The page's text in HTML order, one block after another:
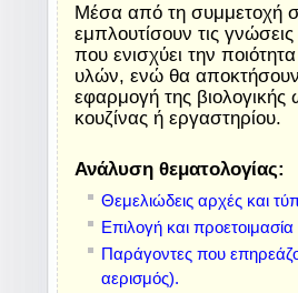
Μέσα από τη συμμετοχή
εμπλουτίσουν τις
που ενισχύει την
υλών, ενώ θα αποκτήσουν
εφαρμογή της
κουζίνας ή εργαστηρίου.
Ανάλυση θεματολογίας:
Θεμελιώδεις αρχές και
Επιλογή και
Παράγοντες που
αερισμός).